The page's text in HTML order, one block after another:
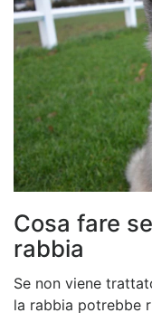
Cosa fare
rabbia
Se non viene
la rabbia potrebbe